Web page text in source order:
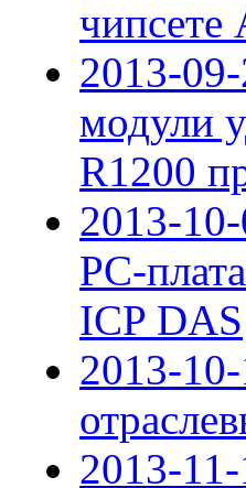
2013-
модули
R1200
2013-
PC-
ICP DAS
2013-
2013-